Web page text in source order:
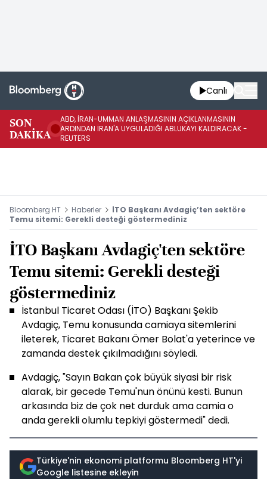
Canlı
SON
DAKİKA
ABD, İRAN-UMMAN ANLAŞMASININ AÇIKLANMASININ
ARDINDAN İRAN'A UYGULADIĞI ABLUKAYI KALDIRACAK -
REUTERS
Bloomberg HT Haberler
İTO Başkanı Avdagiç’ten sektöre
Temu sitemi: Gerekli desteği göstermediniz
İTO Başkanı Avdagiç'ten sektöre
Temu sitemi: Gerekli desteği
göstermediniz
İstanbul Ticaret Odası (İTO) Başkanı Şekib
Avdagiç, Temu konusunda camiaya sitemlerini
ileterek, Ticaret Bakanı Ömer Bolat'a yeterince ve
zamanda destek çıkılmadığını söyledi.
Avdagiç, "Sayın Bakan çok büyük siyasi bir risk
alarak, bir gecede Temu'nun önünü kesti. Bunun
arkasında biz de çok net durduk ama camia o
anda gerekli olumlu tepkiyi göstermedi" dedi.
Türkiye'nin ekonomi platformu Bloomberg HT'yi
Google listesine ekleyin